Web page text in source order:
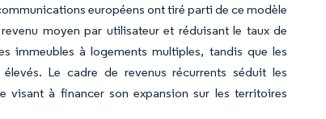
européens ont tiré parti de ce modèle
moyen par utilisateur et réduisant le taux de
immeubles à logements multiples, tandis que les
Le cadre de revenus récurrents séduit les
visant à financer son expansion sur les territoires